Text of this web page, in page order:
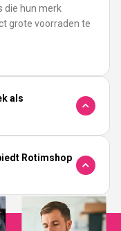
die hun merk
grote voorraden te
als
Rotimshop